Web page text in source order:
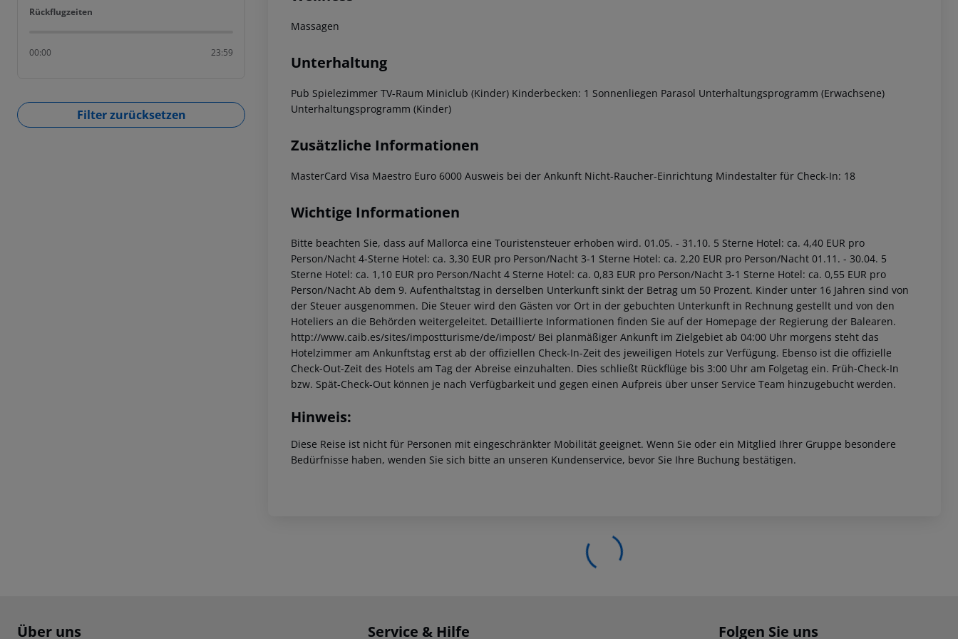
Rückflugzeiten
Rückflugzeiten
00:00 23:59
Filter zurücksetzen
Massagen
Unterhaltung
Pub Spielezimmer TV-Raum Miniclub (Kinder) Kinderbecken: 1 Sonnenliegen Parasol Unterhaltungsprogramm (Erwachsene)
Unterhaltungsprogramm (Kinder)
Zusätzliche Informationen
MasterCard Visa Maestro Euro 6000 Ausweis bei der Ankunft Nicht-Raucher-Einrichtung Mindestalter für Check-In: 18
Wichtige Informationen
Bitte beachten Sie, dass auf Mallorca eine Touristensteuer erhoben wird. 01.05. - 31.10. 5 Sterne Hotel: ca. 4,40 EUR pro
Person/Nacht 4-Sterne Hotel: ca. 3,30 EUR pro Person/Nacht 3-1 Sterne Hotel: ca. 2,20 EUR pro Person/Nacht 01.11. - 30.04. 5
Sterne Hotel: ca. 1,10 EUR pro Person/Nacht 4 Sterne Hotel: ca. 0,83 EUR pro Person/Nacht 3-1 Sterne Hotel: ca. 0,55 EUR pro
Person/Nacht Ab dem 9. Aufenthaltstag in derselben Unterkunft sinkt der Betrag um 50 Prozent. Kinder unter 16 Jahren sind von
der Steuer ausgenommen. Die Steuer wird den Gästen vor Ort in der gebuchten Unterkunft in Rechnung gestellt und von den
Hoteliers an die Behörden weitergeleitet. Detaillierte Informationen finden Sie auf der Homepage der Regierung der Balearen.
http://www.caib.es/sites/impostturisme/de/impost/ Bei planmäßiger Ankunft im Zielgebiet ab 04:00 Uhr morgens steht das
Hotelzimmer am Ankunftstag erst ab der offiziellen Check-In-Zeit des jeweiligen Hotels zur Verfügung. Ebenso ist die offizielle
Check-Out-Zeit des Hotels am Tag der Abreise einzuhalten. Dies schließt Rückflüge bis 3:00 Uhr am Folgetag ein. Früh-Check-In
bzw. Spät-Check-Out können je nach Verfügbarkeit und gegen einen Aufpreis über unser Service Team hinzugebucht werden.
Hinweis:
Diese Reise ist nicht für Personen mit eingeschränkter Mobilität geeignet. Wenn Sie oder ein Mitglied Ihrer Gruppe besondere
Bedürfnisse haben, wenden Sie sich bitte an unseren Kundenservice, bevor Sie Ihre Buchung bestätigen.
Footer navigation
Über uns Service & Hilfe Folgen Sie uns